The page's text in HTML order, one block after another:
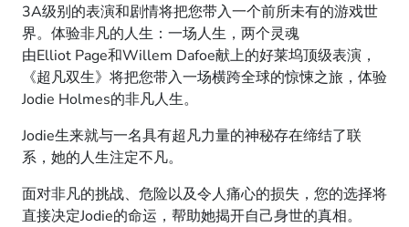
3A级别的表演和剧情将把您带入一个前所未有的游戏世
界。体验非凡的人生：一场人生，两个灵魂
由Elliot Page和Willem Dafoe献上的好莱坞顶级表演，
《超凡双生》将把您带入一场横跨全球的惊悚之旅，体验
Jodie Holmes的非凡人生。
Jodie生来就与一名具有超凡力量的神秘存在缔结了联
系，她的人生注定不凡。
面对非凡的挑战、危险以及令人痛心的损失，您的选择将
直接决定Jodie的命运，帮助她揭开自己身世的真相。